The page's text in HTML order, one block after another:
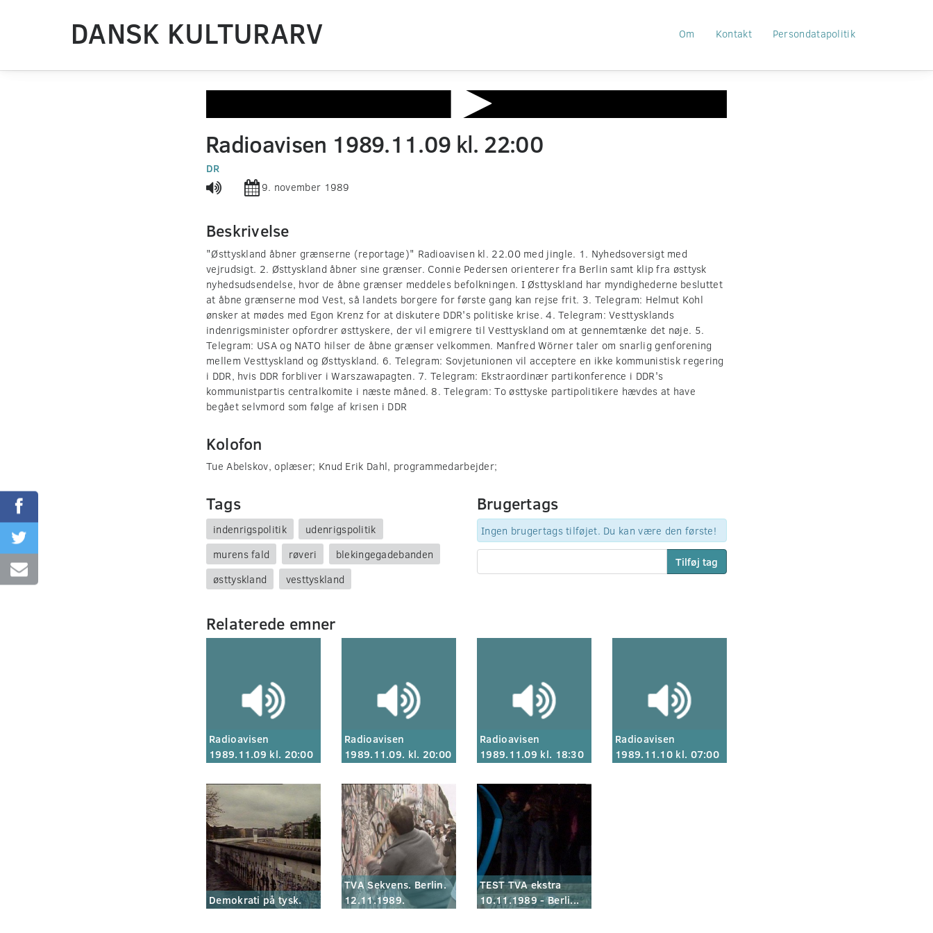
DANSK KULTURARV Om Kontakt Persondatapolitik
seconds
of
0
seconds
Radioavisen 1989.11.09 kl. 22:00
DR
9. november 1989
Beskrivelse
"Østtyskland åbner grænserne (reportage)" Radioavisen kl. 22.00 med jingle. 1. Nyhedsoversigt med
vejrudsigt. 2. Østtyskland åbner sine grænser. Connie Pedersen orienterer fra Berlin samt klip fra østtysk
nyhedsudsendelse, hvor de åbne grænser meddeles befolkningen. I Østtyskland har myndighederne besluttet
at åbne grænserne mod Vest, så landets borgere for første gang kan rejse frit. 3. Telegram: Helmut Kohl
ønsker at mødes med Egon Krenz for at diskutere DDR's politiske krise. 4. Telegram: Vesttysklands
indenrigsminister opfordrer østtyskere, der vil emigrere til Vesttyskland om at gennemtænke det nøje. 5.
Telegram: USA og NATO hilser de åbne grænser velkommen. Manfred Wörner taler om snarlig genforening
mellem Vesttyskland og Østtyskland. 6. Telegram: Sovjetunionen vil acceptere en ikke kommunistisk regering
i DDR, hvis DDR forbliver i Warszawapagten. 7. Telegram: Ekstraordinær partikonference i DDR's
kommunistpartis centralkomite i næste måned. 8. Telegram: To østtyske partipolitikere hævdes at have
begået selvmord som følge af krisen i DDR
Kolofon
Tue Abelskov, oplæser; Knud Erik Dahl, programmedarbejder;
Tags
indenrigspolitik
udenrigspolitik
murens fald
røveri
blekingegadebanden
østtyskland
vesttyskland
Brugertags
Ingen brugertags tilføjet. Du kan være den første!
Tilføj tag
Relaterede emner
Radioavisen
1989.11.09 kl. 20:00
Radioavisen
1989.11.09. kl. 20:00
Radioavisen
1989.11.09 kl. 18:30
Radioavisen
1989.11.10 kl. 07:00
Demokrati på tysk.
TVA Sekvens. Berlin.
12.11.1989.
TEST TVA ekstra
10.11.1989 - Berli...